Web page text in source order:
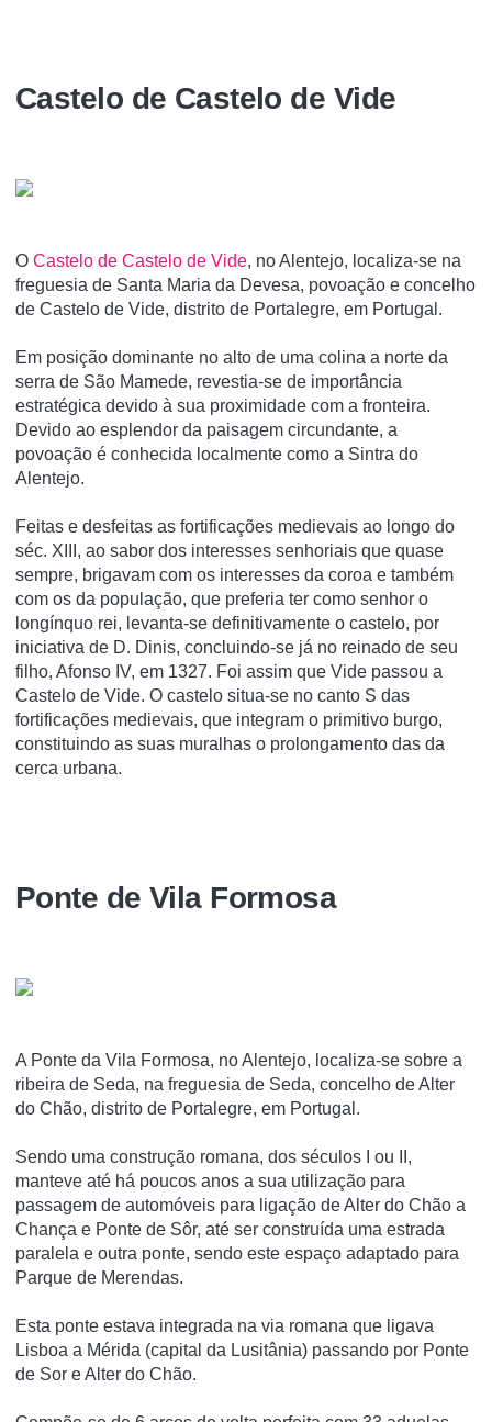
Castelo de Castelo de Vide
O Castelo de Castelo de Vide, no Alentejo, localiza-se na
freguesia de Santa Maria da Devesa, povoação e concelho
de Castelo de Vide, distrito de Portalegre, em Portugal.
Em posição dominante no alto de uma colina a norte da
serra de São Mamede, revestia-se de importância
estratégica devido à sua proximidade com a fronteira.
Devido ao esplendor da paisagem circundante, a
povoação é conhecida localmente como a Sintra do
Alentejo.
Feitas e desfeitas as fortificações medievais ao longo do
séc. XIII, ao sabor dos interesses senhoriais que quase
sempre, brigavam com os interesses da coroa e também
com os da população, que preferia ter como senhor o
longínquo rei, levanta-se definitivamente o castelo, por
iniciativa de D. Dinis, concluindo-se já no reinado de seu
filho, Afonso IV, em 1327. Foi assim que Vide passou a
Castelo de Vide. O castelo situa-se no canto S das
fortificações medievais, que integram o primitivo burgo,
constituindo as suas muralhas o prolongamento das da
cerca urbana.
Ponte de Vila Formosa
A Ponte da Vila Formosa, no Alentejo, localiza-se sobre a
ribeira de Seda, na freguesia de Seda, concelho de Alter
do Chão, distrito de Portalegre, em Portugal.
Sendo uma construção romana, dos séculos I ou II,
manteve até há poucos anos a sua utilização para
passagem de automóveis para ligação de Alter do Chão a
Chança e Ponte de Sôr, até ser construída uma estrada
paralela e outra ponte, sendo este espaço adaptado para
Parque de Merendas.
Esta ponte estava integrada na via romana que ligava
Lisboa a Mérida (capital da Lusitânia) passando por Ponte
de Sor e Alter do Chão.